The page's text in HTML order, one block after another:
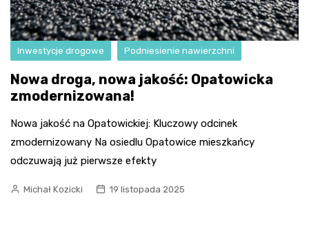
Inwestycje drogowe Podniesienie nawierzchni
Nowa droga, nowa jakość: Opatowicka
zmodernizowana!
Nowa jakość na Opatowickiej: Kluczowy odcinek
zmodernizowany Na osiedlu Opatowice mieszkańcy
odczuwają już pierwsze efekty
Michał Kozicki 19 listopada 2025